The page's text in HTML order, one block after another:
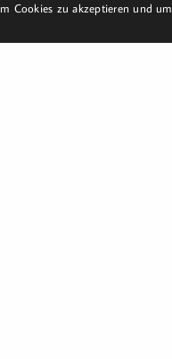
Cookies zu akzeptieren und um